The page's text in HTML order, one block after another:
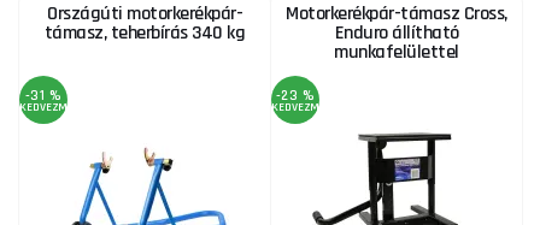
Országúti motorkerékpár-
támasz, teherbírás 340 kg
-31 %
KEDVEZMÉNY
Motorkerékpár-támasz Cross,
Enduro állítható
munkafelülettel
-23 %
KEDVEZMÉNY